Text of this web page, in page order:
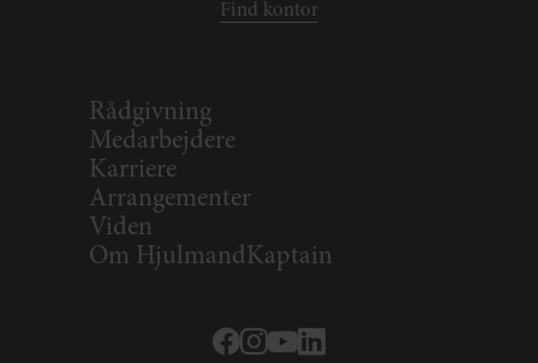
Find kontor
Rådgivning
Medarbejdere
Karriere
Arrangementer
Viden
Om HjulmandKaptain